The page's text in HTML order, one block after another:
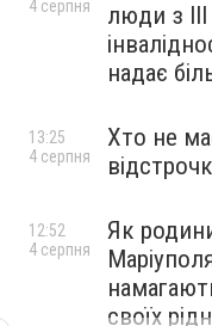
люди з III
надає
4 серпня
Хто не
13:25
4 серпня
Як
своїх
12:52
4 серпня